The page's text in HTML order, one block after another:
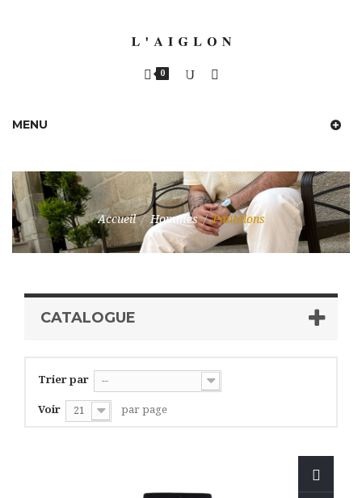
0
MENU
Accueil / Hommes / Pantalons
CATALOGUE
Trier par --
Voir 21 par page